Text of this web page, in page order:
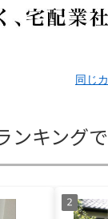
同じ
ンキング